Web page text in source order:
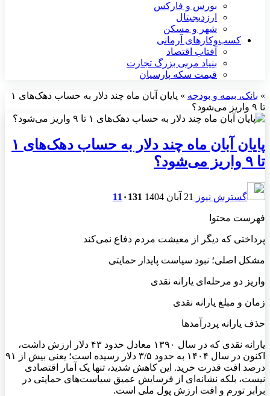
بورس و فارکس
ارزدیجیتال
شهر و مسکن
کسب‌وکارهای آرمانی
آفتاب اقتصاد
بنیاد مربی بزرگ تجارت
قیمت سکه پارسیان
» بانک، بیمه و بودجه »
پایان آبان ماه چند دلار به حساب دهک‌های ۱
تا ۹ واریز می‌شود؟
پایان آبان ماه چند دلار به حساب دهک‌های ۱
تا ۹ واریز می‌شود؟
گسترش نیوز 21 آبان 1404 11 ۰ 131
فهرست محتوا
پرداختی که دیگر از معیشت مردم دفاع نمی‌کند
مشکل اصلی؛ نبود سیاست پایدار حمایتی
واریز دو مرحله‌ای یارانه نقدی
زمان و مبلغ یارانه نقدی
حذف یارانه پردرآمدها
یارانه نقدی که در سال ۱۳۹۰ معادل حدود ۴۳ دلار ارزش داشت،
اکنون در سال ۱۴۰۴ به حدود ۳/۵ دلار رسیده است؛ یعنی بیش از ۹۱
درصد افت قدرت خرید. این کاهش شدید، تنها یک آمار اقتصادی
نیست، بلکه نشانه‌ای از فرسایش عمیق سیاست‌های حمایتی در
برابر تورم و افت ارزش پول ملی است.